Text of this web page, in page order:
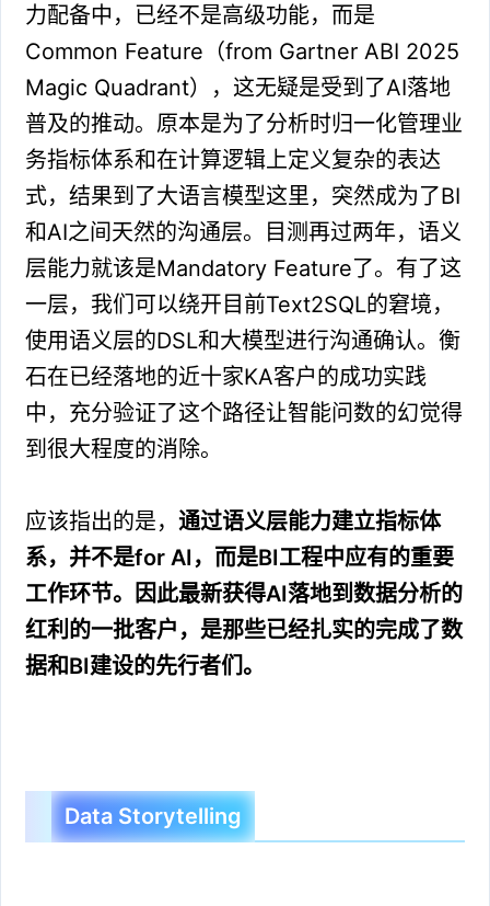
力配备中，已经不是高级功能，而是
Common Feature（from Gartner ABI 2025
Magic Quadrant），这无疑是受到了AI落地
普及的推动。原本是为了分析时归一化管理业
务指标体系和在计算逻辑上定义复杂的表达
式，结果到了大语言模型这里，突然成为了BI
和AI之间天然的沟通层。目测再过两年，语义
层能力就该是Mandatory Feature了。有了这
一层，我们可以绕开目前Text2SQL的窘境，
使用语义层的DSL和大模型进行沟通确认。衡
石在已经落地的近十家KA客户的成功实践
中，充分验证了这个路径让智能问数的幻觉得
到很大程度的消除。
应该指出的是，通过语义层能力建立指标体
系，并不是for AI，而是BI工程中应有的重要
工作环节。因此最新获得AI落地到数据分析的
红利的一批客户，是那些已经扎实的完成了数
据和BI建设的先行者们。
Data Storytelling